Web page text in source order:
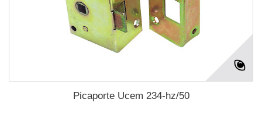
Picaporte Ucem 234-hz/50